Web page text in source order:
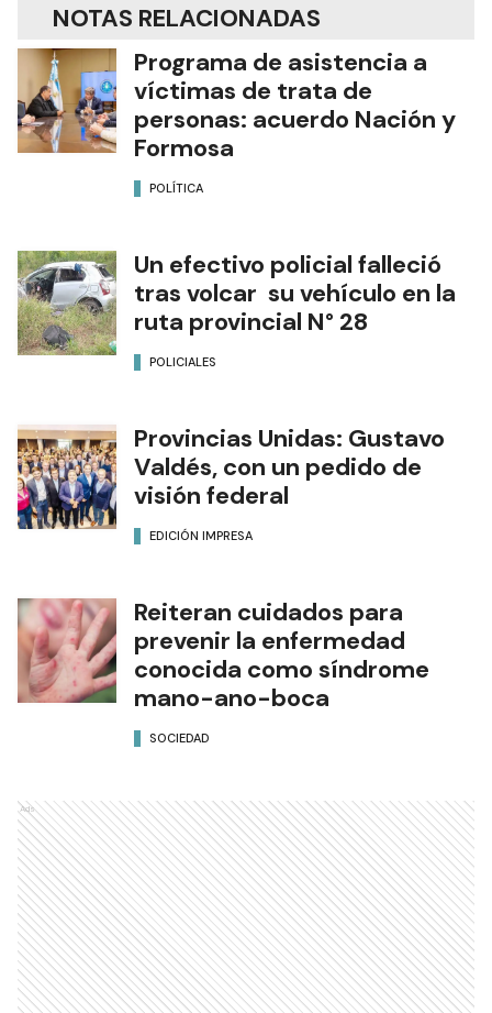
NOTAS RELACIONADAS
Programa de asistencia a
víctimas de trata de
personas: acuerdo Nación y
Formosa
POLÍTICA
Un efectivo policial falleció
tras volcar su vehículo en la
ruta provincial N° 28
POLICIALES
Provincias Unidas: Gustavo
Valdés, con un pedido de
visión federal
EDICIÓN IMPRESA
Reiteran cuidados para
prevenir la enfermedad
conocida como síndrome
mano-ano-boca
SOCIEDAD
Ads